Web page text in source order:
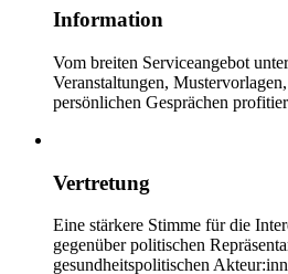
Information
Vom breiten Serviceangebot
Veranstaltungen,
persönlichen Gesprächen
Vertretung
Eine stärkere Stimme für die
gegenüber politischen
gesundheitspolitischen